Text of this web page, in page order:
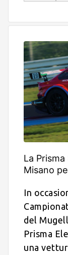
La
Misano
In
del
Prisma
una